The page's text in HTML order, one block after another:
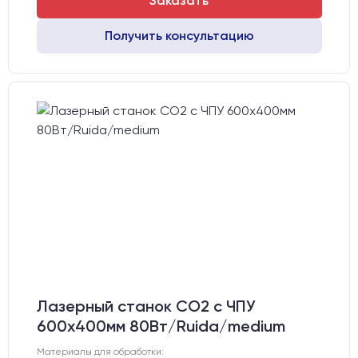
Получить консультацию
Лазерный станок CO2 c ЧПУ
600х400мм 80Вт/Ruida/medium
Материалы для обработки: